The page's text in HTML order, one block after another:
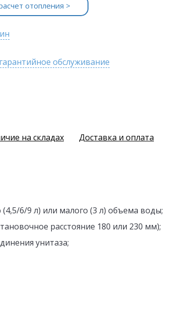
отопления >
обслуживание
на складах Доставка и оплата
6/9 л) или малого (3 л) объема воды;
расстояние 180 или 230 мм);
унитаза;